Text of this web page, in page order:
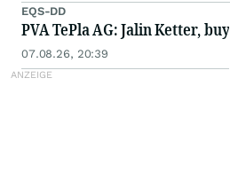
EQS-DD
PVA TePla AG: Jalin Ketter, buy
07.08.26, 20:39